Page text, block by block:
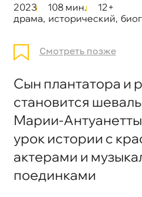
2023 108 мин.
12+
драма, исторический,
Смотреть позже
Сын плантатора и
становится
Марии-
урок истории с
актерами и
поединками